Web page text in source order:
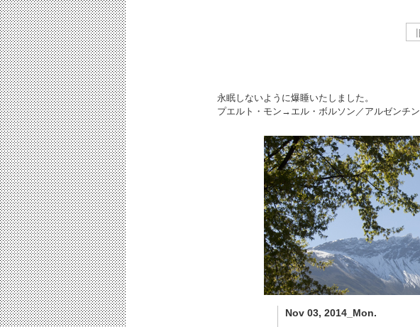
永眠しないように爆睡いたしました。
プエルト・モン→エル・ボルソン／アルゼンチン
Nov 03, 2014_Mon.